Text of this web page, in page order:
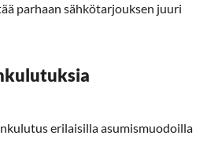
parhaan sähkötarjouksen juuri
erilaisilla asumismuodoilla